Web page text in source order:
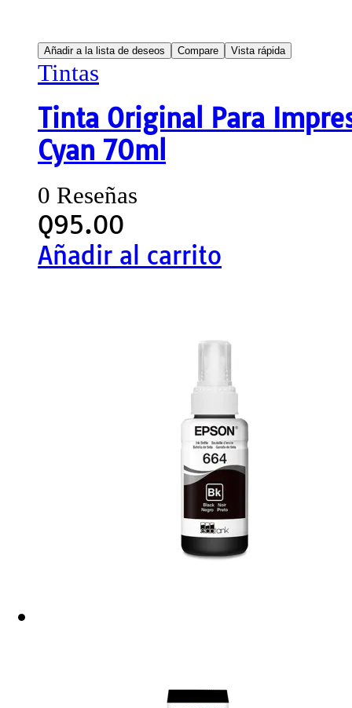
Añadir a la lista de deseos Compare Vista rápida
Tintas
Tinta Original Para
Cyan 70ml
0 Reseñas
Q95.00
Añadir al carrito